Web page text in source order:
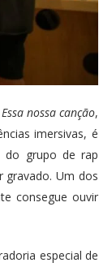
Essa nossa canção,
imersivas, é
do grupo de rap
gravado. Um dos
consegue ouvir
especial de